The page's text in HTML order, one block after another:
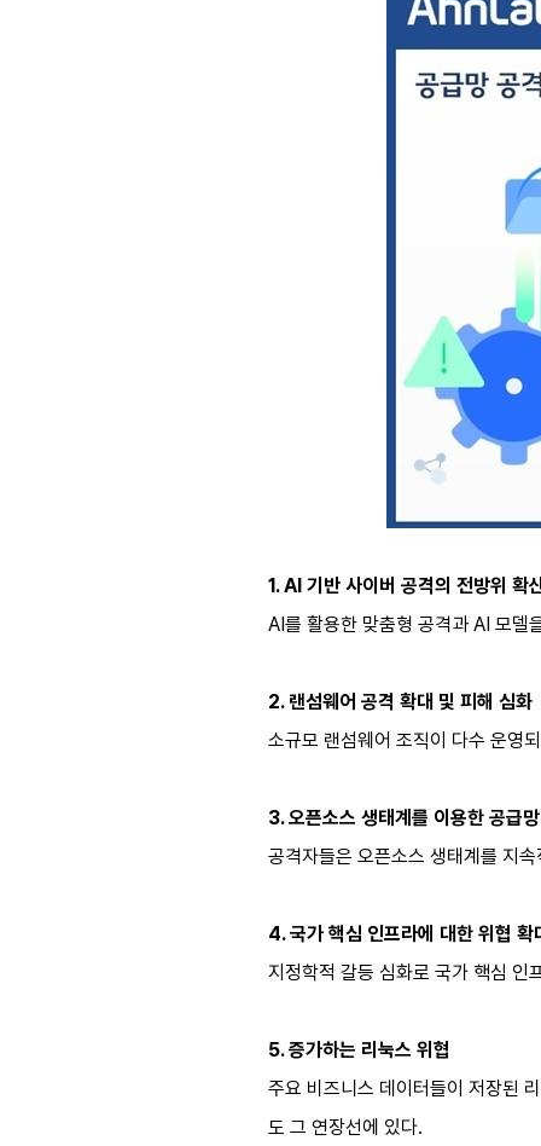
1. AI 기반 사이버 공격의 전방위 확
AI를 활용한 맞춤형 공격과 AI 모델
2. 랜섬웨어 공격 확대 및 피해 심화
소규모 랜섬웨어 조직이 다수 운영
3. 오픈소스 생태계를 이용한 공급
공격자들은 오픈소스 생태계를 지
4. 국가 핵심 인프라에 대한 위협 확
지정학적 갈등 심화로 국가 핵심
5. 증가하는 리눅스 위협
주요 비즈니스 데이터들이 저장된
도 그 연장선에 있다.